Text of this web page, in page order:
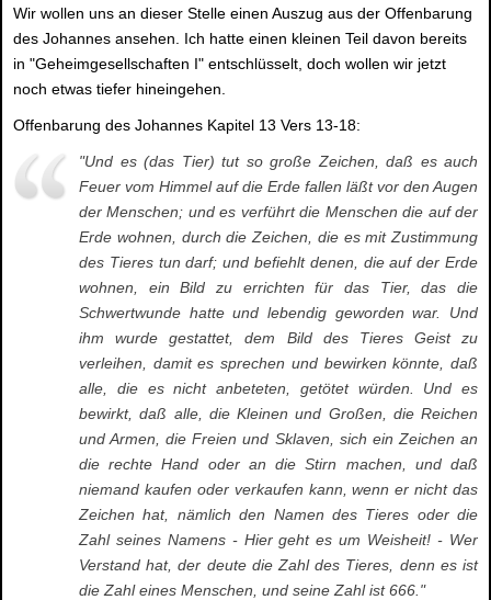
Wir wollen uns an dieser Stelle einen Auszug aus der Offenbarung
des Johannes ansehen. Ich hatte einen kleinen Teil davon bereits
in "Geheimgesellschaften I" entschlüsselt, doch wollen wir jetzt
noch etwas tiefer hineingehen.
Offenbarung des Johannes Kapitel 13 Vers 13-18:
"Und es (das Tier) tut so große Zeichen, daß es auch
Feuer vom Himmel auf die Erde fallen läßt vor den Augen
der Menschen; und es verführt die Menschen die auf der
Erde wohnen, durch die Zeichen, die es mit Zustimmung
des Tieres tun darf; und befiehlt denen, die auf der Erde
wohnen, ein Bild zu errichten für das Tier, das die
Schwertwunde hatte und lebendig geworden war. Und
ihm wurde gestattet, dem Bild des Tieres Geist zu
verleihen, damit es sprechen und bewirken könnte, daß
alle, die es nicht anbeteten, getötet würden. Und es
bewirkt, daß alle, die Kleinen und Großen, die Reichen
und Armen, die Freien und Sklaven, sich ein Zeichen an
die rechte Hand oder an die Stirn machen, und daß
niemand kaufen oder verkaufen kann, wenn er nicht das
Zeichen hat, nämlich den Namen des Tieres oder die
Zahl seines Namens - Hier geht es um Weisheit! - Wer
Verstand hat, der deute die Zahl des Tieres, denn es ist
die Zahl eines Menschen, und seine Zahl ist 666."